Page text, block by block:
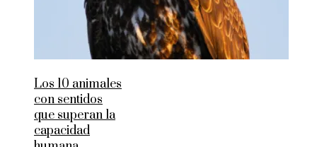
Los 10 animales
con sentidos
que superan la
capacidad